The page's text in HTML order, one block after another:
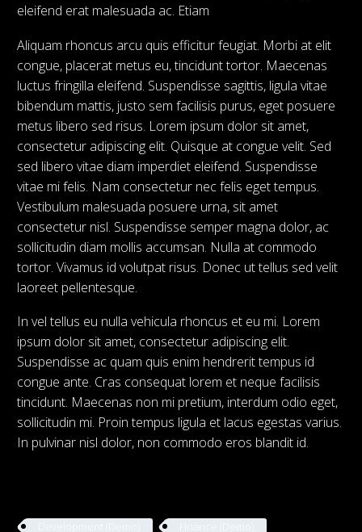
eleifend erat malesuada ac. Etiam
Aliquam rhoncus arcu quis efficitur feugiat. Morbi at elit
congue, placerat metus eu, tincidunt tortor. Maecenas
luctus fringilla eleifend. Suspendisse sagittis, ligula vitae
bibendum mattis, justo sem facilisis purus, eget posuere
metus libero sed risus. Lorem ipsum dolor sit amet,
consectetur adipiscing elit. Quisque at congue velit. Sed
sed libero vitae diam imperdiet eleifend. Suspendisse
vitae mi felis. Nam consectetur nec felis eget tempus.
Vestibulum malesuada posuere urna, sit amet
consectetur nisl. Suspendisse semper magna dolor, ac
sollicitudin diam mollis accumsan. Nulla at commodo
tortor. Vivamus id volutpat risus. Donec ut tellus sed velit
laoreet pellentesque.
In vel tellus eu nulla vehicula rhoncus et eu mi. Lorem
ipsum dolor sit amet, consectetur adipiscing elit.
Suspendisse ac quam quis enim hendrerit tempus id
congue ante. Cras consequat lorem et neque facilisis
tincidunt. Maecenas non mi pretium, interdum odio eget,
sollicitudin mi. Proin tempus ligula et lacus egestas varius.
In pulvinar nisl dolor, non commodo eros blandit id.